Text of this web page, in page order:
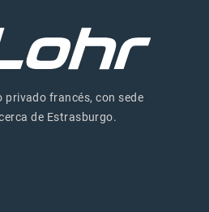
privado francés, con sede
de Estrasburgo.